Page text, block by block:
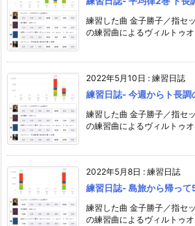
練習した曲 金子勝子／指セ
の練習曲によるヴィルトゥ
2022年5月10日 : 練習日誌
練習日誌- 今週からト長
練習した曲 金子勝子／指セ
の練習曲によるヴィルトゥ
2022年5月8日 : 練習日誌
練習日誌- 島旅から帰って
練習した曲 金子勝子／指セ
の練習曲によるヴィルトゥ